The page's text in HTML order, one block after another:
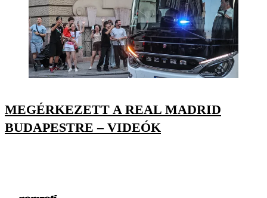
MEGÉRKEZETT A REAL MADRID
BUDAPESTRE – VIDEÓK